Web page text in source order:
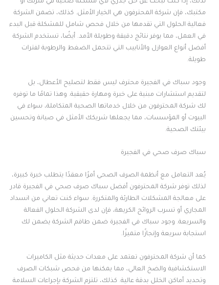
مكتبك، فإن شركة المحترفون هي الخيار الأمثل. كذلك، تضمن الشركة
فعالية الحلول التي تقدمها من خلال فحص شامل للمشكلة قبل البدء
في العمل، مما يوفر نتائج دقيقة وطويلة الأمد. أيضًا، تستخدم الشركة
أفضل أنواع العوازل والأنابيب التي تتحمل الضغط والرطوبة لفترات
طويلة.
وجود سباك في الفجيرة محترف ليس فقط لتصليح الأعطال، بل
لتقديم استشارات مبنية على خبرة ومهارة حقيقية. وهذا تمامًا ما توفره
لك شركة المحترفون من خلال خدماتها الصحية المتكاملة، سواء في
البيوت أو المؤسسات، مما يجعلها شريكك الأمثل في صيانة وتحسين
بيئتك الصحية.
سباك صرف صحي في الفجيرة
يُعد التعامل مع أنظمة الصرف الصحي أمرًا معقدًا يتطلب خبرة كبيرة،
لذلك توفر شركة المحترفون أفضل سباك صرف صحي في الفجيرة قادر
على معالجة المشكلات الطارئة والمتكررة. سواء كنت تعاني من انسداد
المجاري أو تسرب الروائح الكريهة، فإن لدى الشركة الحلول الفعالة
والسريعة. وجود سباك في الفجيرة ضمن طاقم الشركة يضمن لك
استجابة سريعة وإنجازًا متميزًا.
كما أن شركة المحترفون تعتمد على معدات حديثة مثل الكاميرات
الاستكشافية والضخ العالي، مما يمكنها من فحص شبكات الصرف
وتحديد أماكن الخلل بدقة عالية. كذلك، تلتزم الشركة بإجراءات السلامة